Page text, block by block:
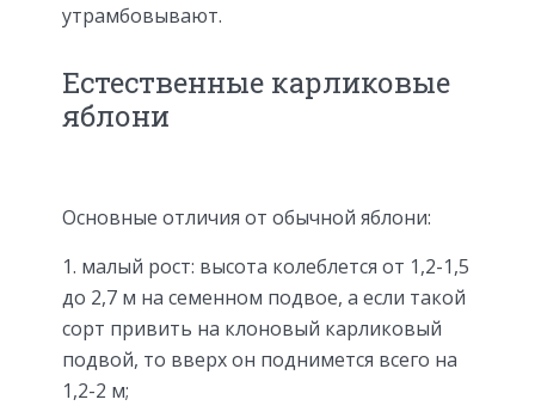
утрамбовывают.
Естественные карликовые
яблони
Основные отличия от обычной яблони:
малый рост: высота колеблется от 1,2-1,5
до 2,7 м на семенном подвое, а если такой
сорт привить на клоновый карликовый
подвой, то вверх он поднимется всего на
1,2-2 м;